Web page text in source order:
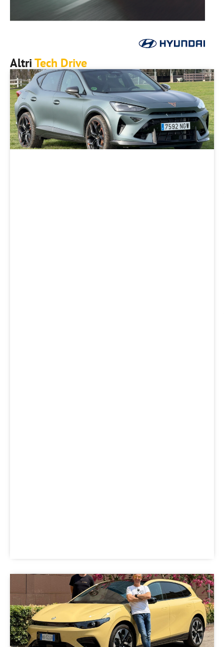
AltriTech Drive